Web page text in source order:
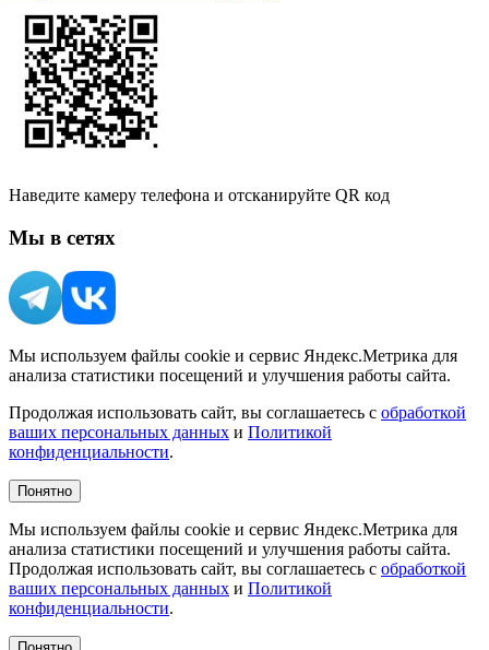
Наведите камеру телефона и отсканируйте QR код
Мы в сетях
Мы используем файлы cookie и сервис Яндекс.Метрика для
анализа статистики посещений и улучшения работы сайта.
Продолжая использовать сайт, вы соглашаетесь с обработкой
ваших персональных данных и Политикой
конфиденциальности.
Понятно
Мы используем файлы cookie и сервис Яндекс.Метрика для
анализа статистики посещений и улучшения работы сайта.
Продолжая использовать сайт, вы соглашаетесь с обработкой
ваших персональных данных и Политикой
конфиденциальности.